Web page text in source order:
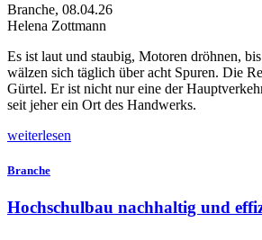
Branche, 08.04.26
Helena Zottmann
Es ist laut und staubig, Motoren dröhnen,
wälzen sich täglich über acht Spuren. Die
Gürtel. Er ist nicht nur eine der
seit jeher ein Ort des Handwerks.
weiterlesen
Branche
Hochschulbau nachhaltig und